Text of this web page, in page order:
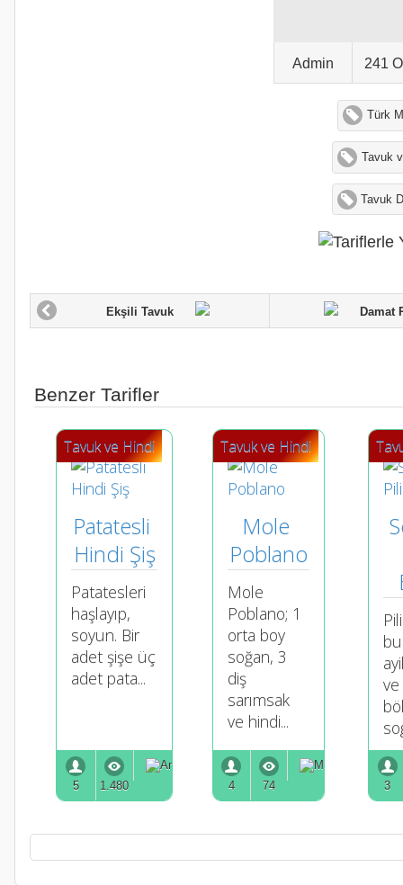
Admin 241
Türk
Tavuk
Tavuk
Ekşili Tavuk Damat
Benzer Tarifler
Patatesli
Hindi Şiş
Patatesleri
haşlayıp,
soyun. Bir
adet şişe üç
adet pata...
Tavuk ve Hindi
5 1.480
Mole
Poblano
Mole
Poblano; 1
orta boy
soğan, 3
diş
sarımsak
ve hindi...
Tavuk ve Hindi
4 74 3